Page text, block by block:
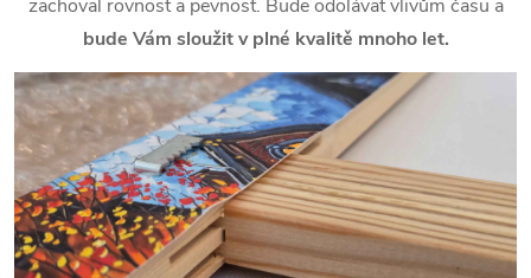
zachoval rovnost a pevnost. Bude odolávat vlivům času a
bude Vám sloužit v plné kvalitě mnoho let.